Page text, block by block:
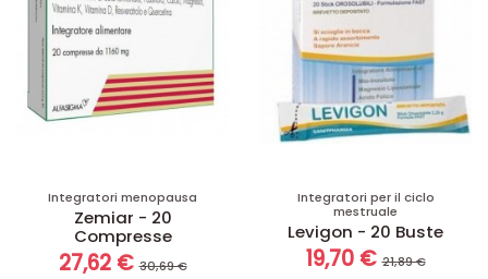
Integratori menopausa
Zemiar - 20
Compresse
27,62 €30,69 €
Integratori per il ciclo
mestruale
Levigon - 20 Buste
19,70 €21,89 €